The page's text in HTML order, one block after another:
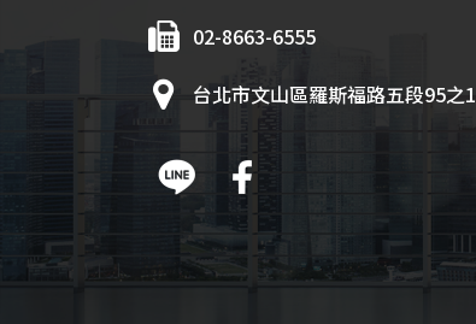
02-8663-6555
台北市文山區羅斯福路五段95之1